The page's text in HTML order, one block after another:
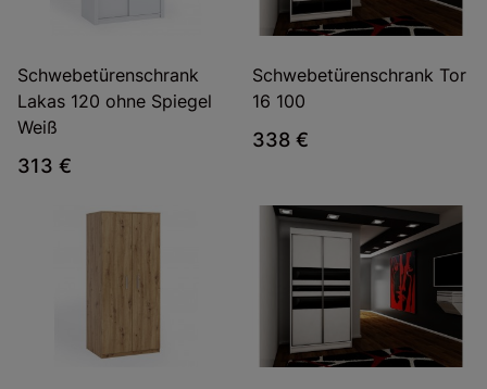
Schwebetürenschrank
Lakas 120 ohne Spiegel
Weiß
313 €
Schwebetürenschrank Tor
16 100
338 €